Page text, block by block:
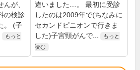
が、
の検診
。 (子
もっと
違いました…。 最初に受診
したのは2009年で(ちなみに
セカンドピニオンで行きま
した)子宮頸がんで...
もっと
読む